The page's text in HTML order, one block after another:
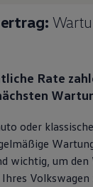
Rate
oder
wichtig, um
Volkswagen